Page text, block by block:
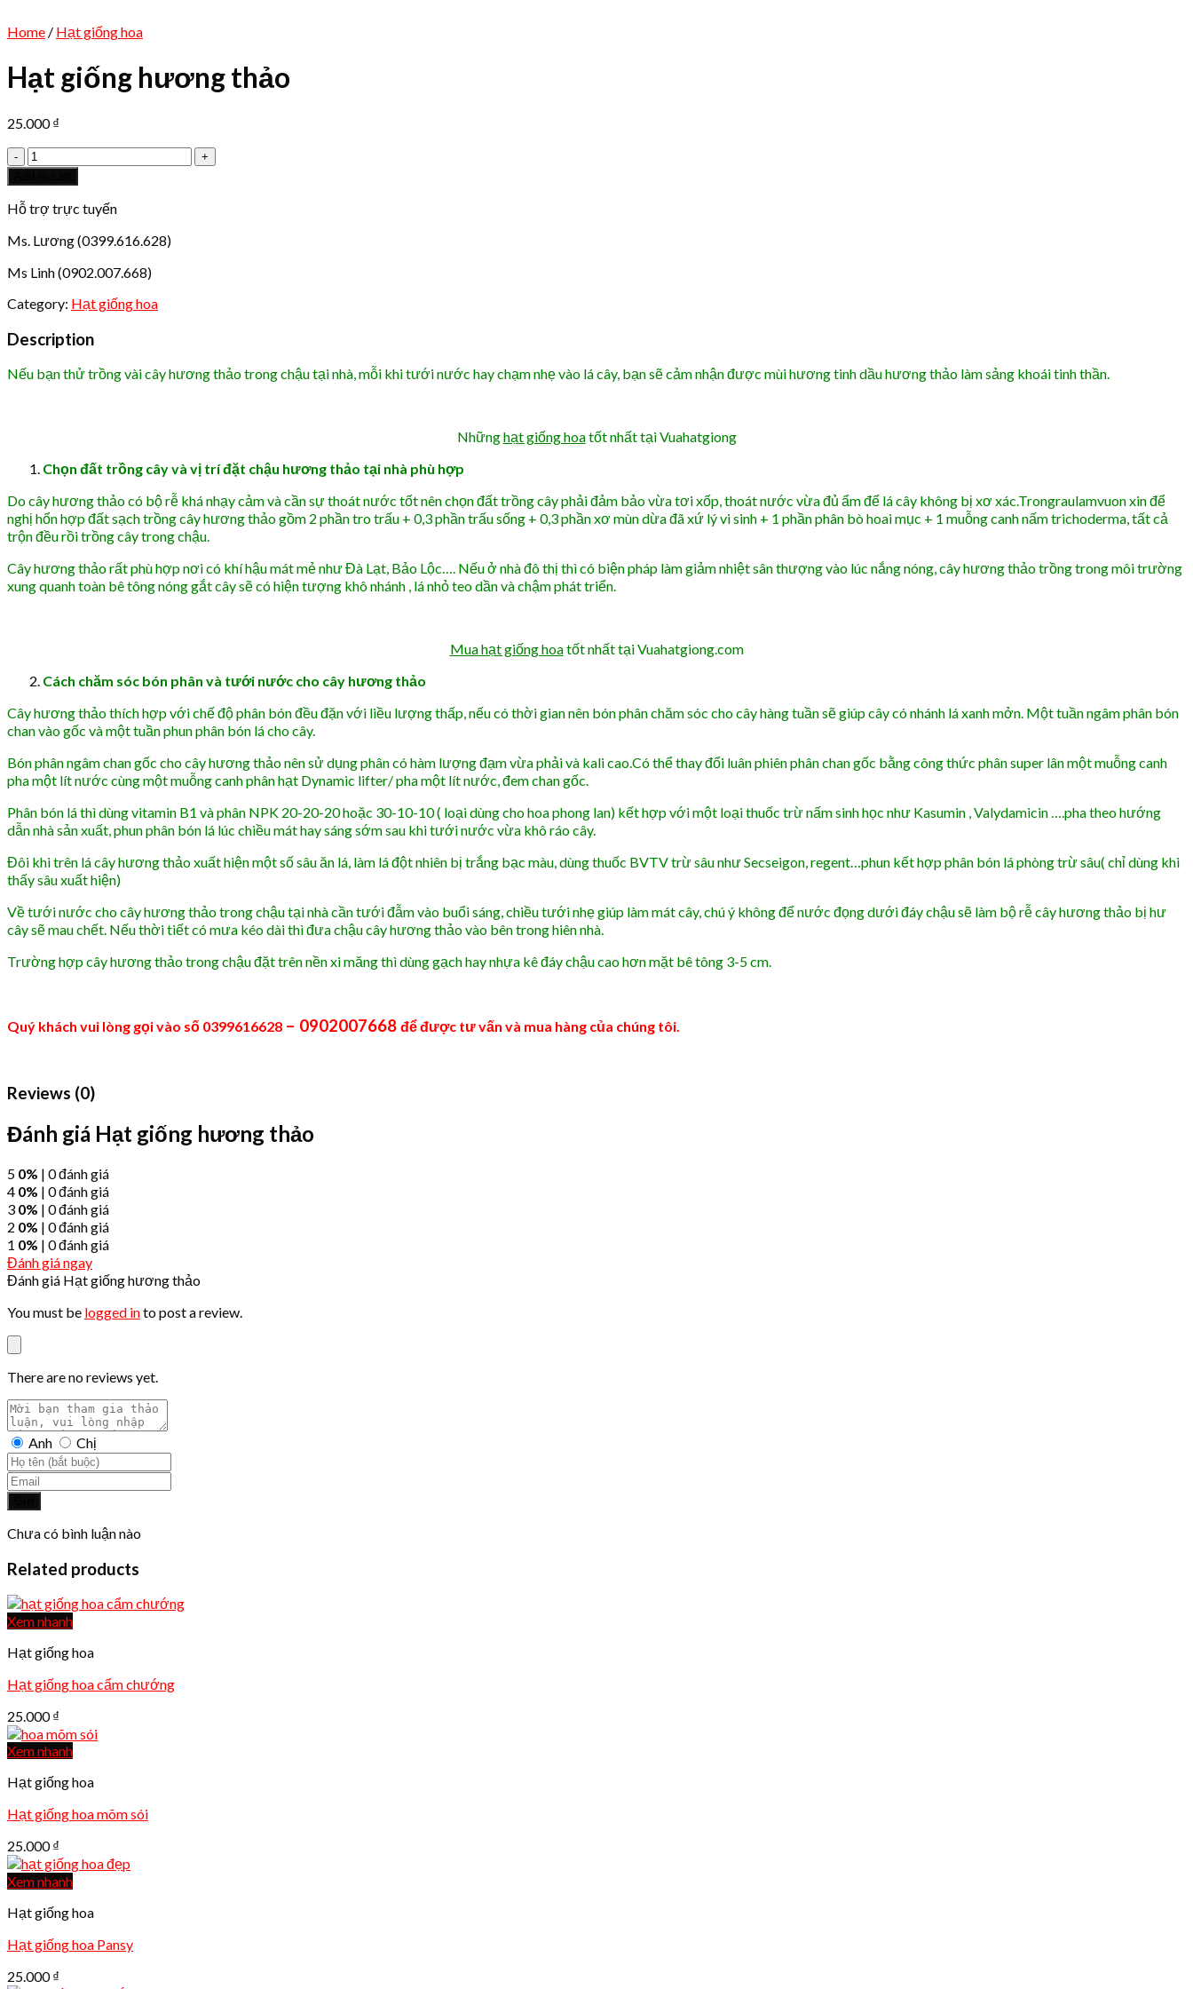
Home / Hạt giống hoa
Hạt giống hương thảo
25.000₫
Hạt
giống
hương
thảo
Hỗ trợ trực tuyến
Ms. Lương (0399.616.628)
Ms Linh (0902.007.668)
Category: Hạt giống hoa
Description
Nếu bạn thử trồng vài cây hương thảo trong chậu tại nhà, mỗi khi tưới nước hay chạm nhẹ vào lá cây, bạn sẽ cảm nhận được mùi hương tinh dầu hương thảo làm sảng khoái tinh thần.
Nhữnghạt giống hoatốt nhất tại Vuahatgiong
Chọn đất trồng cây và vị trí đặt chậu hương thảo tại nhà phù hợp
Do cây hương thảo có bộ rễ khá nhạy cảm và cần sự thoát nước tốt nên chọn đất trồng cây phải đảm bảo vừa tơi xốp, thoát nước vừa đủ ẩm để lá cây không bị xơ xác.Trongraulamvuon xin để
nghị hổn hợp đất sạch trồng cây hương thảo gồm 2 phần tro trấu + 0,3 phần trấu sống + 0,3 phần xơ mùn dừa đã xứ lý vi sinh + 1 phần phân bò hoai mục + 1 muỗng canh nấm trichoderma, tất cả
trộn đều rồi trồng cây trong chậu.
Cây hương thảo rất phù hợp nơi có khí hậu mát mẻ như Đà Lạt, Bảo Lộc…. Nếu ở nhà đô thị thì có biện pháp làm giảm nhiệt sân thượng vào lúc nắng nóng, cây hương thảo trồng trong môi trường
xung quanh toàn bê tông nóng gắt cây sẽ có hiện tượng khô nhánh , lá nhỏ teo dần và chậm phát triển.
Mua hạt giống hoatốt nhất tại Vuahatgiong.com
Cách chăm sóc bón phân và tưới nước cho cây hương thảo
Cây hương thảo thích hợp với chế độ phân bón đều đặn với liều lượng thấp, nếu có thời gian nên bón phân chăm sóc cho cây hàng tuần sẽ giúp cây có nhánh lá xanh mởn. Một tuần ngâm phân bón
chan vào gốc và một tuần phun phân bón lá cho cây.
Bón phân ngâm chan gốc cho cây hương thảo nên sử dụng phân có hàm lượng đạm vừa phải và kali cao.Có thể thay đổi luân phiên phân chan gốc bằng công thức phân super lân một muỗng canh
pha một lít nước cùng một muỗng canh phân hạt Dynamic lifter/ pha một lít nước, đem chan gốc.
Phân bón lá thì dùng vitamin B1 và phân NPK 20-20-20 hoặc 30-10-10 ( loại dùng cho hoa phong lan) kết hợp với một loại thuốc trừ nấm sinh học như Kasumin , Valydamicin ….pha theo hướng
dẫn nhà sản xuất, phun phân bón lá lúc chiều mát hay sáng sớm sau khi tưới nước vừa khô ráo cây.
Đôi khi trên lá cây hương thảo xuất hiện một số sâu ăn lá, làm lá đột nhiên bị trắng bạc màu, dùng thuốc BVTV trừ sâu như Secseigon, regent…phun kết hợp phân bón lá phòng trừ sâu( chỉ dùng khi
thấy sâu xuất hiện)
Về tưới nước cho cây hương thảo trong chậu tại nhà cần tưới đẫm vào buổi sáng, chiều tưới nhẹ giúp làm mát cây, chú ý không để nước đọng dưới đáy chậu sẽ làm bộ rễ cây hương thảo bị hư
cây sẽ mau chết. Nếu thời tiết có mưa kéo dài thì đưa chậu cây hương thảo vào bên trong hiên nhà.
Trường hợp cây hương thảo trong chậu đặt trên nền xi măng thì dùng gạch hay nhựa kê đáy chậu cao hơn mặt bê tông 3-5 cm.
Quý khách vui lòng gọi vào số 0399616628 – 0902007668 để được tư vấn và mua hàng của chúng tôi.
Reviews (0)
Đánh giá Hạt giống hương thảo
5 0% | 0 đánh giá
4 0% | 0 đánh giá
3 0% | 0 đánh giá
2 0% | 0 đánh giá
1 0% | 0 đánh giá
Đánh giá ngay
Đánh giá Hạt giống hương thảo
You must be logged into post a review.
There are no reviews yet.
Anh Chị
Chưa có bình luận nào
Related products
Xem nhanh
Hạt giống hoa
Hạt giống hoa cẩm chướng
25.000₫
Xem nhanh
Hạt giống hoa
Hạt giống hoa mõm sói
25.000₫
Xem nhanh
Hạt giống hoa
Hạt giống hoa Pansy
25.000₫